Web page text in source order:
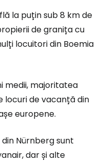
la puțin sub 8 km de
de granița cu
locuitori din Boemia
medii, majoritatea
locuri de vacanță din
europene.
Nürnberg sunt
dar și alte